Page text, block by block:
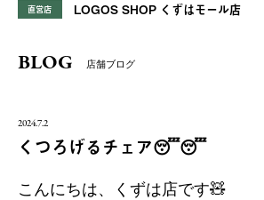
直営店 LOGOS SHOP くずはモール店
BLOG 店舗ブログ
2024.7.2
くつろげるチェア😴😴
こんにちは、くずは店です🧸